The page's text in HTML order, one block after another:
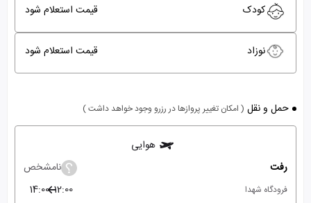
کودک قیمت استعلام شود
نوزاد قیمت استعلام شود
حمل و نقل ( امکان تغییر پروازها در رزرو وجود خواهد داشت )
هوایی
رفت
نامشخص
فرودگاه شهدا 12:00
14:00